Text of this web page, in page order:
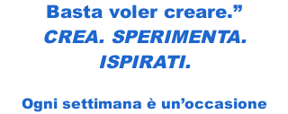
Basta voler creare.”
CREA. SPERIMENTA.
ISPIRATI.
Ogni settimana è un’occasione